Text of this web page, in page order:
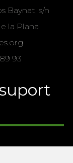
Baynat, s/n
la Plana
93